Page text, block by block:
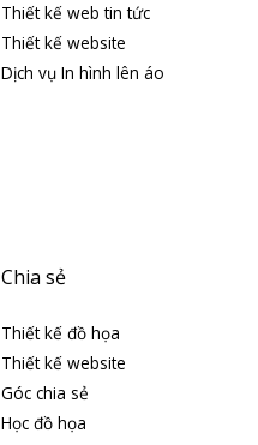
Thiết kế web tin tức
Thiết kế website
Dịch vụ In hình lên áo
Chia sẻ
Thiết kế đồ họa
Thiết kế website
Góc chia sẻ
Học đồ họa